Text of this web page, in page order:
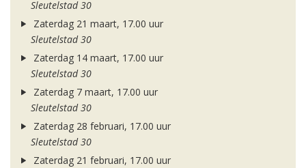
Sleutelstad 30
Zaterdag 21 maart, 17.00 uur
Sleutelstad 30
Zaterdag 14 maart, 17.00 uur
Sleutelstad 30
Zaterdag 7 maart, 17.00 uur
Sleutelstad 30
Zaterdag 28 februari, 17.00 uur
Sleutelstad 30
Zaterdag 21 februari, 17.00 uur